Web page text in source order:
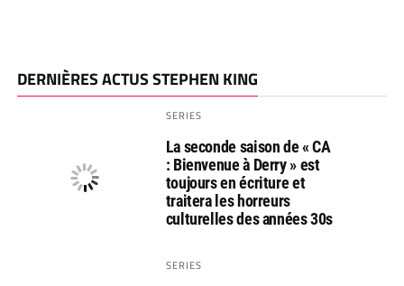
DERNIÈRES ACTUS STEPHEN KING
SERIES
La seconde saison de « CA
: Bienvenue à Derry » est
toujours en écriture et
traitera les horreurs
culturelles des années 30s
SERIES